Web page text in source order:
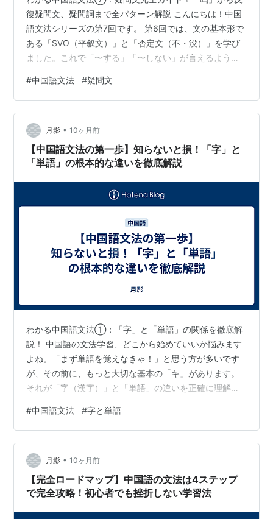
復疑問文、疑問詞まで全パターン解説 こんにちは！中国
語文法シリーズの第7回です。 第6回では、文の基本形で
ある「SVO（平叙文）」と「否定文（不・没）」を学び
ました。これで「〜する」「〜しない」が言えるように
「疑問文（質問の文）」を徹底的に解説します！中国語
には「〜ですか？」と尋ねる方法がいくつもあります。
「吗」を付けるだけ？ 「是不是」って何？ 「呢」はいつ
使うの？ この記事を読めば、あらゆるパターンの疑問文
をマスターできます。それでは、早速見ていきましょ
う！ 当否疑問文と反復疑問文 (Ye…
#中国語文法 #疑問文
月影 • 10ヶ月前
【中国語文法の第一歩】知らないと損！「字」と
「単語」の根本的な違いを徹底解説
わかる中国語文法①：「字」と「単語」の関係を徹底解
説！ 中国語の文法学習、どこから始めていいか悩みます
よね。「まず単語を覚えなきゃ！」と思う方が多いです
が、その前に、もっと大切な基本の「キ」があります。
それが「字（漢字）」と「単語」の違いを正確に理解す
「この漢字はどういう意味？」「辞書で調べても文の意
味がわからない…」といった混乱の原因になってしまい
ます。 今回は、すべての基礎となる「字」と「単語」の
関係性を、誰にでもわかるように徹底的に解説します！
中国語の漢字の基本 まず、中国語における「漢字」その
ものについておさらいしましょう。一つ一つ…
#中国語文法 #字と単語
月影 • 10ヶ月前
【完全ロードマップ】中国語の文法は4ステップ
で完全攻略！初心者でも挫折しない学習法